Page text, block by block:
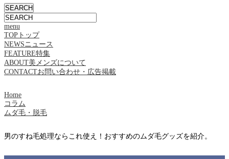
menu
TOP トップ
NEWSニュース
FEATURE特集
ABOUT美メンズについて
CONTACTお問い合わせ・広告掲載
Home
コラム
ムダ毛・脱毛
男のすね毛処理ならこれ使え！おすすめのムダ毛グッズを紹介。